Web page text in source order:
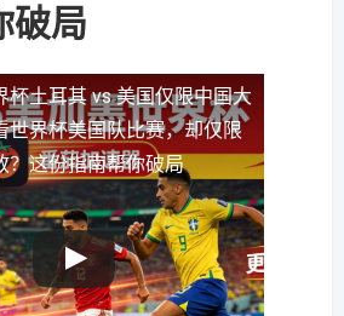
破局
杯土耳其 vs 美国仅限中国大
世界杯美国队比赛，却仅限
？这份指南帮你破局